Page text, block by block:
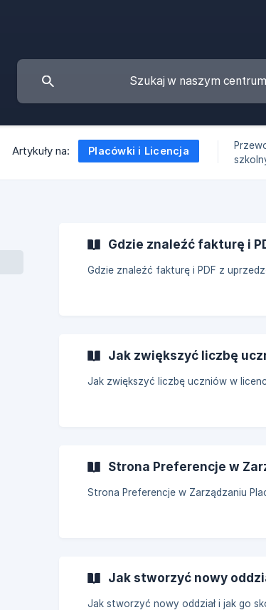
Artykuły na: Placówki i Licencja
Gdzie znaleźć fakturę i
Gdzie znaleźć fakturę i PDF z
Jak zwiększyć liczbę
Jak zwiększyć liczbę uczniów w
Strona Preferencje w
Strona Preferencje w Zarządzaniu
Jak stworzyć nowy
Jak stworzyć nowy oddział i jak go